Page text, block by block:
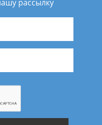
рассылку